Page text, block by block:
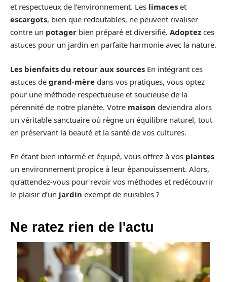
et respectueux de l’environnement. Les limaces et
escargots, bien que redoutables, ne peuvent rivaliser
contre un potager bien préparé et diversifié. Adoptez ces
astuces pour un jardin en parfaite harmonie avec la nature.
Les bienfaits du retour aux sources En intégrant ces
astuces de grand-mère dans vos pratiques, vous optez
pour une méthode respectueuse et soucieuse de la
pérennité de notre planète. Votre maison deviendra alors
un véritable sanctuaire où règne un équilibre naturel, tout
en préservant la beauté et la santé de vos cultures.
En étant bien informé et équipé, vous offrez à vos plantes
un environnement propice à leur épanouissement. Alors,
qu’attendez-vous pour revoir vos méthodes et redécouvrir
le plaisir d’un jardin exempt de nuisibles ?
Ne ratez rien de l'actu